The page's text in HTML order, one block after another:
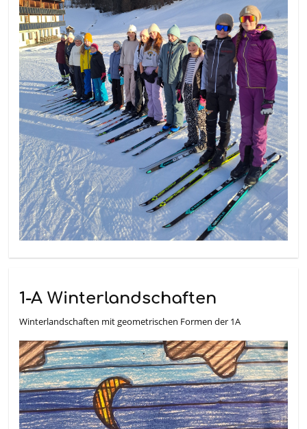
1-A Winterlandschaften
Winterlandschaften mit geometrischen Formen der 1A